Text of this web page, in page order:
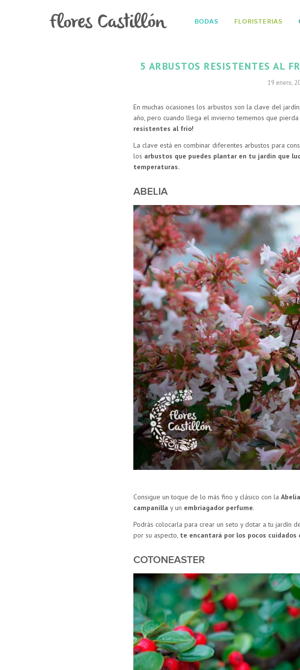
BODAS FLORISTERIAS
5 ARBUSTOS RESISTENTES AL
19 enero,
En muchas ocasiones los arbustos son la clave del
año, pero cuando llega el invierno tememos que
resistentes al frío!
La clave está en combinar diferentes arbustos para
los arbustos que puedes plantar en tu jardín que
temperaturas.
ABELIA
Consigue un toque de lo más fino y clásico con la Abelia
campanilla y un embriagador perfume.
Podrás colocarla para crear un seto y dotar a tu jardín
por su aspecto, te encantará por los pocos cuidados
COTONEASTER